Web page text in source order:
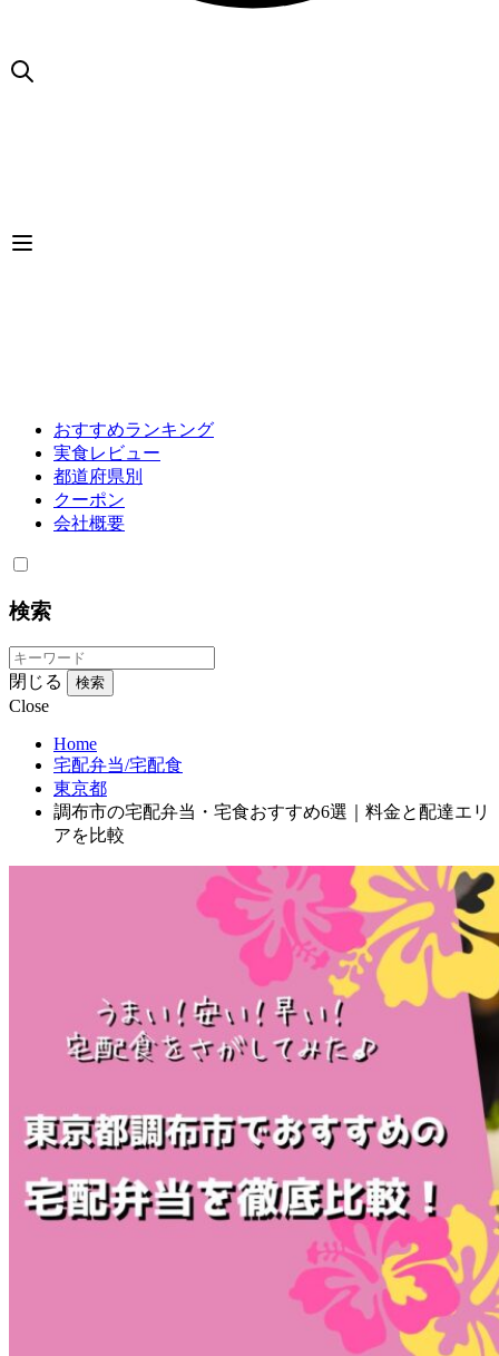
おすすめランキング
実食レビュー
都道府県別
クーポン
会社概要
検索
閉じる 検索
Close
Home
宅配弁当/宅配食
東京都
調布市の宅配弁当・宅食おすすめ6選｜料金と配達エリ
アを比較